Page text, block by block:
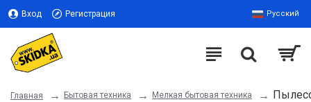
Вход Регистрация Русский
Главная Бытовая техника Мелкая бытовая техника